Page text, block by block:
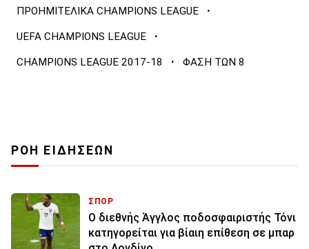
ΠΡΟΗΜΙΤΕΛΙΚΑ CHAMPIONS LEAGUE ·
UEFA CHAMPIONS LEAGUE ·
CHAMPIONS LEAGUE 2017-18 · ΦΑΣΗ ΤΩΝ 8
ΡΟΗ ΕΙΔΗΣΕΩΝ
ΣΠΟΡ
Ο διεθνής Άγγλος ποδοσφαιριστής Τόνι
κατηγορείται για βίαιη επίθεση σε μπαρ